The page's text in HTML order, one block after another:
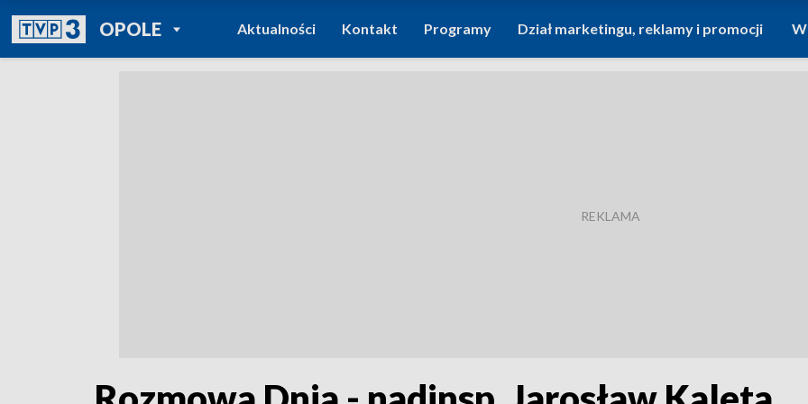
OPOLEPOWRÓT DO
TVP REGIONY
Aktualności Kontakt Programy Dział marketingu, reklamy i promocji